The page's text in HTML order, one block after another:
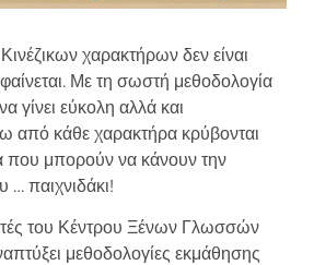
χαρακτήρων δεν είναι
Με τη σωστή μεθοδολογία
γίνει εύκολη αλλά και
από κάθε χαρακτήρα κρύβονται
που μπορούν να κάνουν την
παιχνιδάκι!
του Κέντρου Ξένων Γλωσσών
μεθοδολογίες εκμάθησης